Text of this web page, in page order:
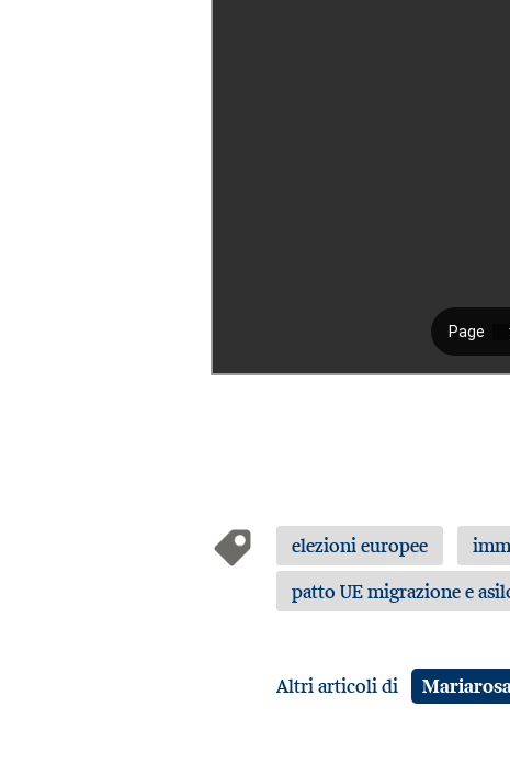
elezioni europee
patto UE migrazione e
Altri articoli di